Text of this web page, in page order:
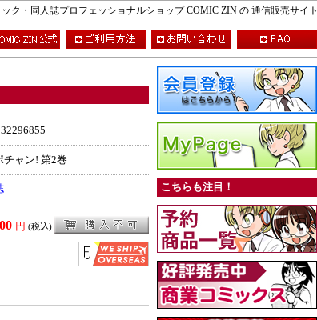
ク・同人誌プロフェッショナルショップ COMIC ZIN の 通信販売サイト
チャン! 第2巻
円 (税込)
こちらも注目！